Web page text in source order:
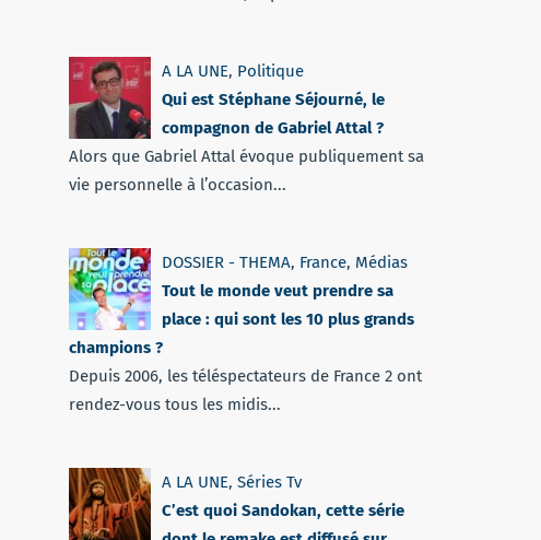
A LA UNE, Politique
Qui est Stéphane Séjourné, le
compagnon de Gabriel Attal ?
Alors que Gabriel Attal évoque publiquement sa
vie personnelle à l’occasion...
DOSSIER - THEMA, France, Médias
Tout le monde veut prendre sa
place : qui sont les 10 plus grands
champions ?
Depuis 2006, les téléspectateurs de France 2 ont
rendez-vous tous les midis...
A LA UNE, Séries Tv
C’est quoi Sandokan, cette série